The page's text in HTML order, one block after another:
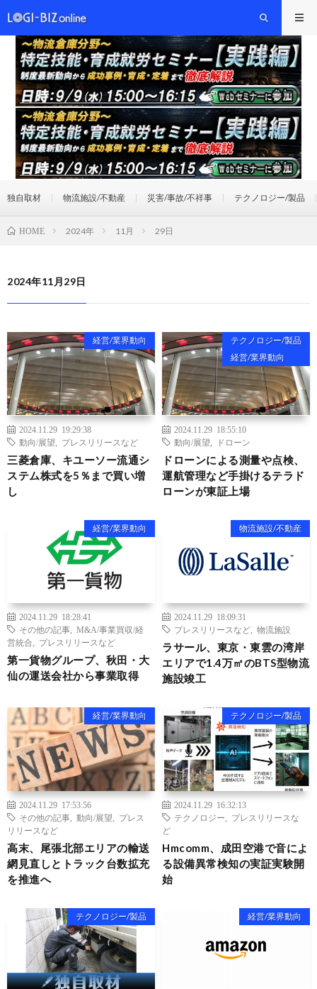
独自取材 物流施設/不動産 災害/事故/不祥事 テクノロジー/製品
HOME 2024年 11月 29日
2024年11月29日
経営/業界動向
2024.11.29 19:29:38
動向/展望
プレスリリースなど
三菱倉庫、キユーソー流通シ
ステム株式を5％まで買い増
し
テクノロジー/製品
経営/業界動向
2024.11.29 18:55:10
動向/展望
ドローン
ドローンによる測量や点検、
運航管理など手掛けるテラド
ローンが東証上場
経営/業界動向
2024.11.29 18:28:41
その他の記事
M&A/事業買収/経
営統合
プレスリリースなど
第一貨物グループ、秋田・大
仙の運送会社から事業取得
物流施設/不動産
2024.11.29 18:09:31
プレスリリースなど
物流施設
ラサール、東京・東雲の湾岸
エリアで1.4万㎡のBTS型物流
施設竣工
経営/業界動向
2024.11.29 17:53:56
その他の記事
動向/展望
プレス
リリースなど
高末、尾張北部エリアの輸送
網見直しとトラック台数拡充
を推進へ
テクノロジー/製品
2024.11.29 16:32:13
テクノロジー
プレスリリースな
ど
Hmcomm、成田空港で音によ
る設備異常検知の実証実験開
始
テクノロジー/製品 経営/業界動向